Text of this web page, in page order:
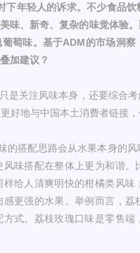
下年轻人的诉求。不少食品
味、新奇、复杂的味觉体验
萄味。基于ADM的市场洞察
加建议 ？
是关注风味本身，还要综合
好地与中国本土消费者链接
的搭配思路会从水果本身的
味搭配在整体上更为和谐
给人清爽明快的柑橘类风
更强的水果。举例而言，
式。荔枝玫瑰口味是零售